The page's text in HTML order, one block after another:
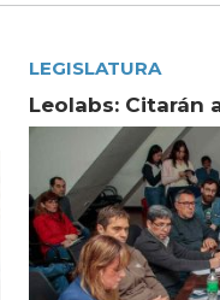
LEGISLATURA
Leolabs: Citarán